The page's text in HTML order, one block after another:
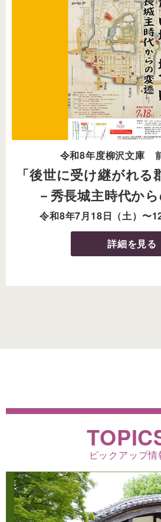
令和8年度柳沢文庫
「後世に受け継がれ
－秀長城主時代から
令和8年7月18日（土）〜
詳細を見る
ピックアップ情